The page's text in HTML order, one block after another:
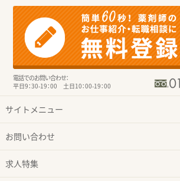
電話でのお問い合わせ：
平日9：30-19：00 土日10：00-19：00
サイトメニュー
お問い合わせ
求人特集